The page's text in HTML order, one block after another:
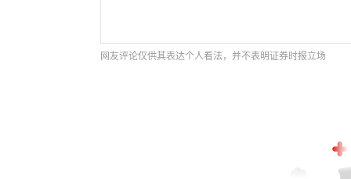
网友评论仅供其表达个人看法，并不表明证券时报立场